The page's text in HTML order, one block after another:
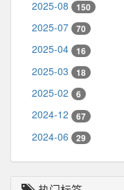
2025-08 150
2025-07 70
2025-04 16
2025-03 18
2025-02 6
2024-12 67
2024-06 29